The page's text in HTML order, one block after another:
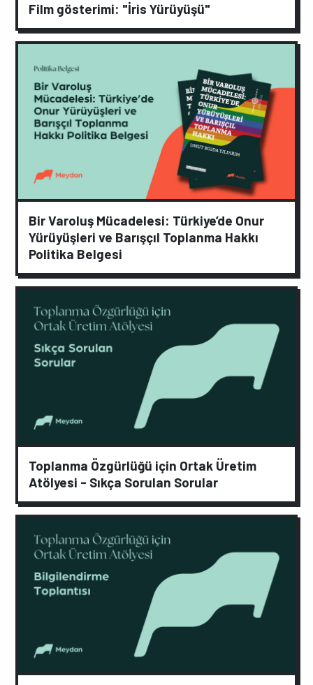
Film gösterimi: "İris Yürüyüşü"
Bir Varoluş Mücadelesi: Türkiye’de Onur
Yürüyüşleri ve Barışçıl Toplanma Hakkı
Politika Belgesi
Toplanma Özgürlüğü için Ortak Üretim
Atölyesi - Sıkça Sorulan Sorular